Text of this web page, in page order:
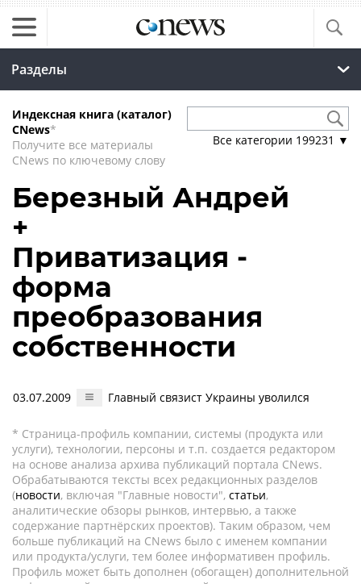
Разделы
Индексная книга (каталог)
CNews*
Получите все материалы
CNews по ключевому слову
Все категории 199231 ▼
Березный Андрей
+
Приватизация -
форма
преобразования
собственности
03.07.2009 Главный связист Украины уволился
* Страница-профиль компании, системы (продукта или
услуги), технологии, персоны и т.п. создается редактором
на основе анализа архива публикаций портала CNews.
Обрабатываются тексты всех редакционных разделов
(новости, включая "Главные новости", статьи,
аналитические обзоры рынков, интервью, а также
содержание партнёрских проектов). Таким образом, чем
больше публикаций на CNews было с именем компании
или продукта/услуги, тем более информативен профиль.
Профиль может быть дополнен (обогащен) дополнительной